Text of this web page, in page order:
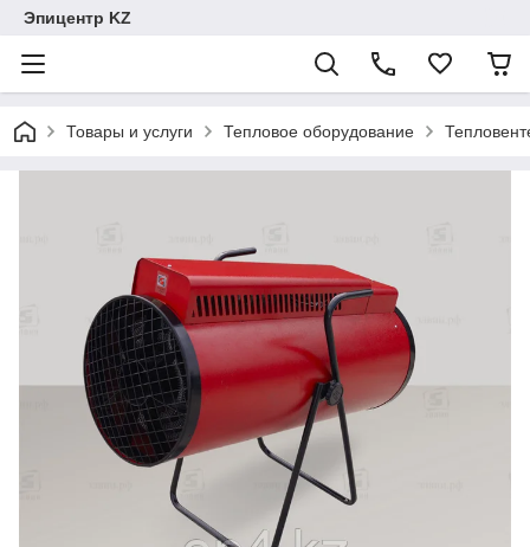
Эпицентр KZ
Товары и услуги Тепловое оборудование